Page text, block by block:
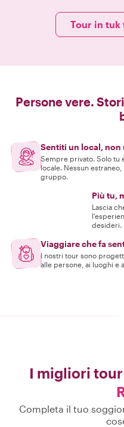
Tour in tuk
Persone vere.
Sentiti un local, non
Sempre privato. Solo tu
locale. Nessun estraneo,
gruppo.
Più tu,
Lascia
desideri.
Viaggiare che fa
I nostri tour sono
alle persone, ai luoghi e
I migliori
Completa il tuo